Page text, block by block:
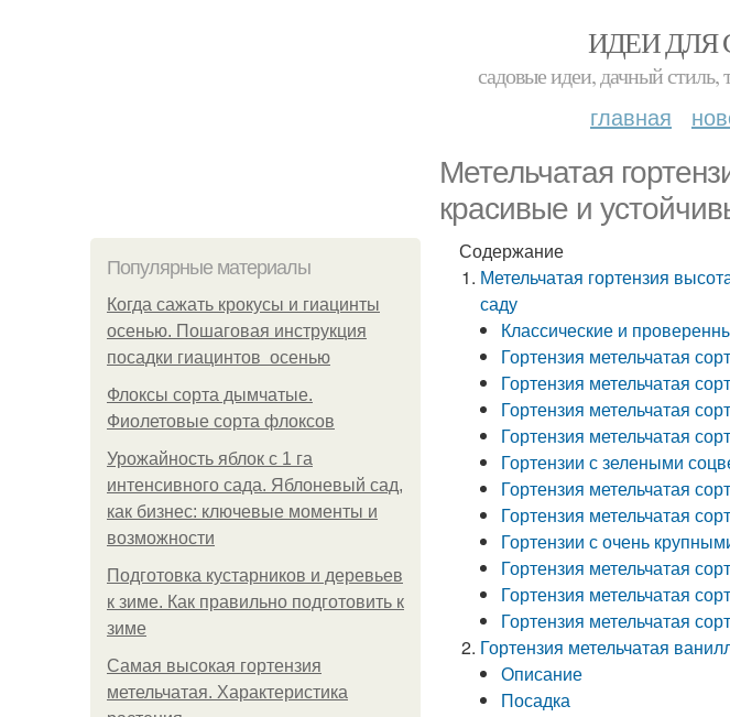
ИДЕИ ДЛЯ
садовые идеи, дачный
главная
Метельчатая
красивые и
Популярные материалы
Когда сажать крокусы и гиацинты
осенью. Пошаговая инструкция
посадки гиацинтов осенью
Флоксы сорта дымчатые.
Фиолетовые сорта флоксов
Урожайность яблок с 1 га
интенсивного сада. Яблоневый сад,
как бизнес: ключевые моменты и
возможности
Подготовка кустарников и деревьев
к зиме. Как правильно подготовить к
зиме
Самая высокая гортензия
метельчатая. Характеристика
Содержание
Метельчатая гортензия
саду
Классические и
Гортензия метельчатая
Гортензия метельчатая
Гортензия метельчатая
Гортензия метельчатая
Гортензии с зелеными
Гортензия метельчатая
Гортензия метельчатая
Гортензии с очень
Гортензия метельчатая
Гортензия метельчатая
Гортензия метельчатая
Гортензия метельчатая
Описание
Посадка